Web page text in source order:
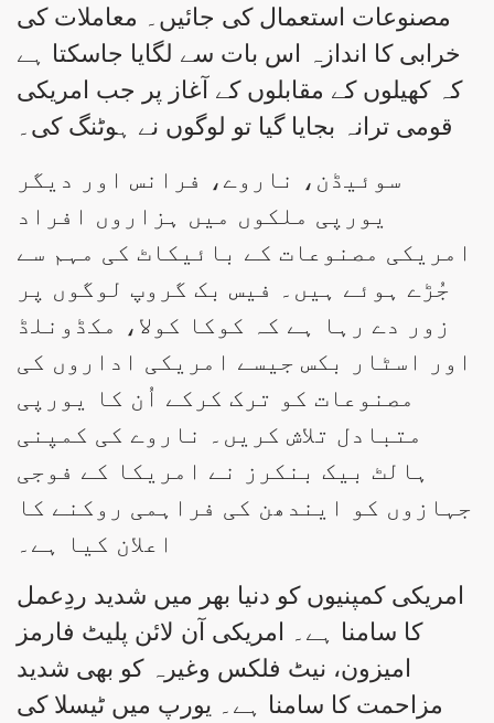
مصنوعات استعمال کی جائیں۔ معاملات کی
خرابی کا اندازہ اس بات سے لگایا جاسکتا ہے
کہ کھیلوں کے مقابلوں کے آغاز پر جب امریکی
قومی ترانہ بجایا گیا تو لوگوں نے ہوٹنگ کی۔
سوئیڈن، ناروے، فرانس اور دیگر
یورپی ملکوں میں ہزاروں افراد
امریکی مصنوعات کے بائیکاٹ کی مہم سے
جُڑے ہوئے ہیں۔ فیس بک گروپ لوگوں پر
زور دے رہا ہے کہ کوکا کولا، مکڈونلڈ
اور اسٹار بکس جیسے امریکی اداروں کی
مصنوعات کو ترک کرکے اُن کا یورپی
متبادل تلاش کریں۔ ناروے کی کمپنی
ہالٹ بیک بنکرز نے امریکا کے فوجی
جہازوں کو ایندھن کی فراہمی روکنے کا
اعلان کیا ہے۔
امریکی کمپنیوں کو دنیا بھر میں شدید ردِعمل
کا سامنا ہے۔ امریکی آن لائن پلیٹ فارمز
امیزون، نیٹ فلکس وغیرہ کو بھی شدید
مزاحمت کا سامنا ہے۔ یورپ میں ٹیسلا کی